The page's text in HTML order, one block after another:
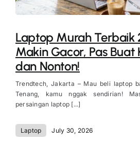
Laptop Murah Terbaik
Makin Gacor, Pas Buat
dan Nonton!
Trendtech, Jakarta – Mau beli laptop
Tenang, kamu nggak sendirian!
persaingan laptop [...]
Laptop July 30, 2026